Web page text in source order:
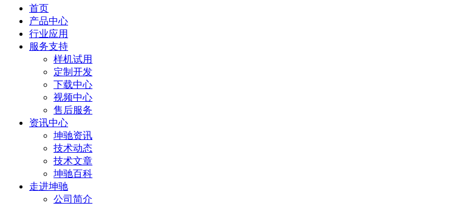
首页
产品中心
行业应用
服务支持
样机试用
定制开发
下载中心
视频中心
售后服务
资讯中心
坤驰资讯
技术动态
技术文章
坤驰百科
走进坤驰
公司简介